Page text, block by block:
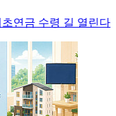
연금 수령 길 열린다